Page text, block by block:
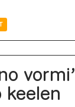
vormi’
keelen